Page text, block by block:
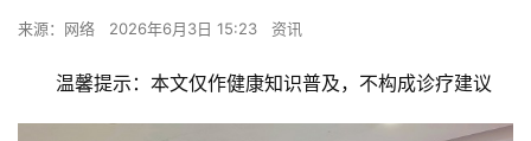
来源：网络 2026年6月3日 15:23 资讯
温馨提示：本文仅作健康知识普及，不构成诊疗建议